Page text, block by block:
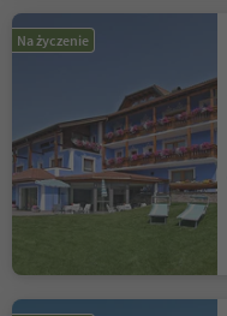
Na życzenie